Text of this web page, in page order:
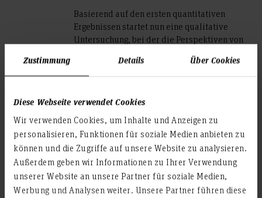
Zustimmung Details Über Cookies
Diese Webseite verwendet Cookies
Wir verwenden Cookies, um Inhalte und Anzeigen zu
personalisieren, Funktionen für soziale Medien anbieten zu
können und die Zugriffe auf unsere Website zu analysieren.
Außerdem geben wir Informationen zu Ihrer Verwendung
unserer Website an unsere Partner für soziale Medien,
Werbung und Analysen weiter. Unsere Partner führen diese
Basierend auf den ersten quantitativen
Ergebnissen startet nun eine qualitative
Untersuchung, bei der die Perspektiven von
Bewohnenden, Angehörigen sowie
Mitarbeitenden in Pflege und Betreuung
subjektiven Wahrnehmungen zu den
Erfahrungsberichten zu erfassen.
Interessierte, die an der Teilnahme an dieser
Untersuchung interessiert sind, können sich
gerne beim Projektteam melden.
Das Projekt wird im Rahmen der Förderlinie
„Innovation an Fachhochschulen“ durch das